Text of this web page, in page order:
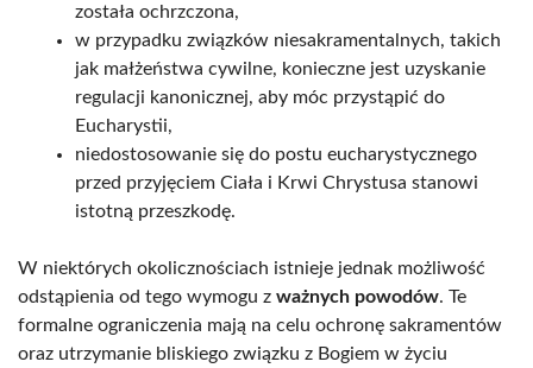
została ochrzczona,
w przypadku związków niesakramentalnych, takich
jak małżeństwa cywilne, konieczne jest uzyskanie
regulacji kanonicznej, aby móc przystąpić do
Eucharystii,
niedostosowanie się do postu eucharystycznego
przed przyjęciem Ciała i Krwi Chrystusa stanowi
istotną przeszkodę.
W niektórych okolicznościach istnieje jednak możliwość
odstąpienia od tego wymogu z ważnych powodów. Te
formalne ograniczenia mają na celu ochronę sakramentów
oraz utrzymanie bliskiego związku z Bogiem w życiu